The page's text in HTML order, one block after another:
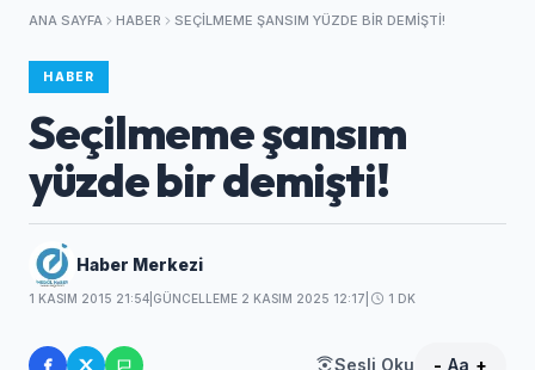
ANA SAYFA HABER SEÇILMEME ŞANSIM YÜZDE BIR DEMIŞTI!
HABER
Seçilmeme şansım
yüzde bir demişti!
Haber Merkezi
1 KASIM 2015 21:54 GÜNCELLEME 2 KASIM 2025 12:17 1 DK
Sesli Oku - Aa +